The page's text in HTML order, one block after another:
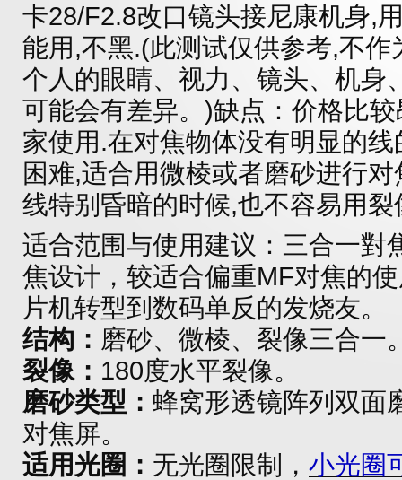
卡28/F2.8改口镜头接尼康机身,
能用,不黑.(此测试仅供参考,不
个人的眼睛、视力、镜头、机身
可能会有差异。)缺点：价格比
家使用.在对焦物体没有明显的
困难,适合用微棱或者磨砂进行
线特别昏暗的时候,也不容易用
适合范围与使用建议：三合一對
焦设计，较适合偏重MF对焦的
片机转型到数码单反的发烧友。
结构： 磨砂、微棱、裂像三合一
裂像： 180度水平裂像。
磨砂类型： 蜂窝形透镜阵列双面
对焦屏。
适用光圈： 无光圈限制， 小光圈